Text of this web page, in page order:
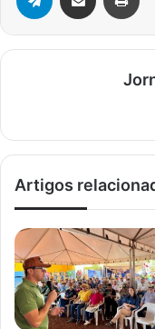
Artigos